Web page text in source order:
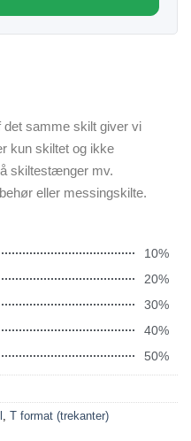
samme skilt giver vi
kun skiltet og ikke
skiltestænger mv.
eller messingskilte.
10%
20%
30%
40%
50%
, T format (trekanter)